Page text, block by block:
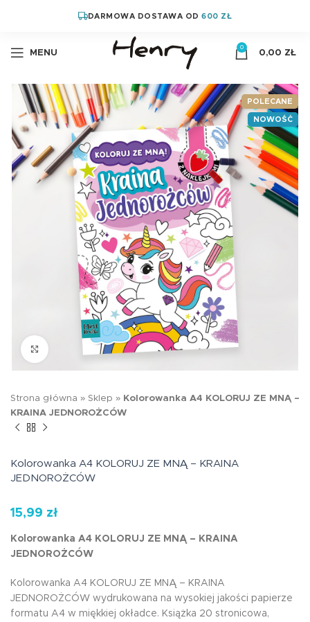
DARMOWA DOSTAWA OD600 ZŁ
MENU
0
0,00 ZŁ
POLECANE
NOWOŚĆ
Kliknij aby powiększyć
Strona główna » Sklep » Kolorowanka A4 KOLORUJ ZE MNĄ –
KRAINA JEDNOROŻCÓW
Kolorowanka A4 KOLORUJ ZE MNĄ – KRAINA
JEDNOROŻCÓW
15,99 zł
Kolorowanka A4 KOLORUJ ZE MNĄ – KRAINA
JEDNOROŻCÓW
Kolorowanka A4 KOLORUJ ZE MNĄ – KRAINA
JEDNOROŻCÓW wydrukowana na wysokiej jakości papierze
formatu A4 w miękkiej okładce. Książka 20 stronicowa,